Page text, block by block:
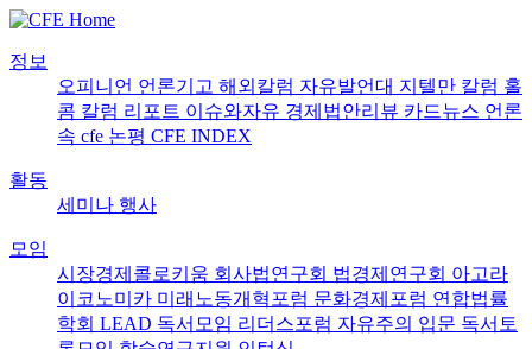
정보
오피니언 언론기고 해외칼럼 자유발언대 지텔만 칼럼 홀
콤 칼럼 리포트 이슈와자유 경제법안리뷰 카드뉴스 언론
속 cfe 논평 CFE INDEX
활동
세미나 행사
모임
시장경제콜로키움 회사법연구회 법경제연구회 아고라
이코노미카 미래노동개혁포럼 문화경제포럼 연합법률
학회 LEAD 독서모임 리더스포럼 자유주의 입문 독서토